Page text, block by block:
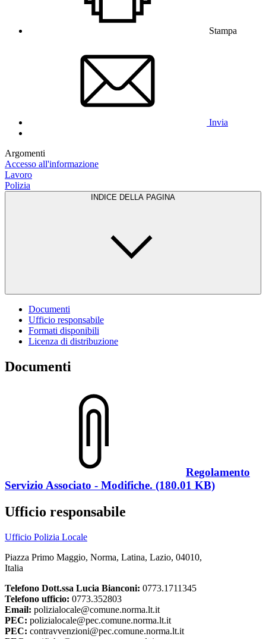
Stampa
Invia
Argomenti
Accesso all'informazione
Lavoro
Polizia
INDICE DELLA PAGINA
Documenti
Ufficio responsabile
Formati disponibili
Licenza di distribuzione
Documenti
Regolamento
Servizio Associato - Modifiche. (180.01 KB)
Ufficio responsabile
Ufficio Polizia Locale
Piazza Primo Maggio, Norma, Latina, Lazio, 04010,
Italia
Telefono Dott.ssa Lucia Bianconi: 0773.1711345
Telefono ufficio: 0773.352803
Email: polizialocale@comune.norma.lt.it
PEC: polizialocale@pec.comune.norma.lt.it
PEC: contravvenzioni@pec.comune.norma.lt.it